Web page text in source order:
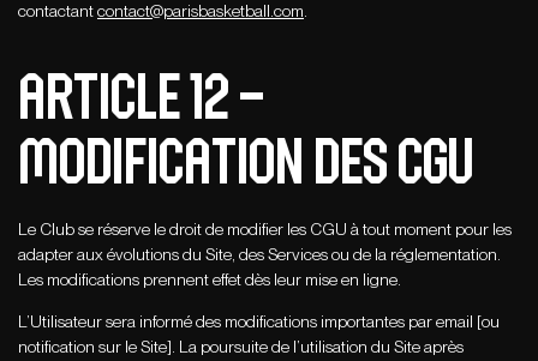
contactantcontact@parisbasketball.com
ARTICLE 12 –
MODIFICATION DES CGU
Le Club se réserve le droit de modifier les CGU à tout moment pour les
adapter aux évolutions du Site, des Services ou de la réglementation.
Les modifications prennent effet dès leur mise en ligne.
L’Utilisateur sera informé des modifications importantes par email [ou
notification sur le Site]. La poursuite de l’utilisation du Site après